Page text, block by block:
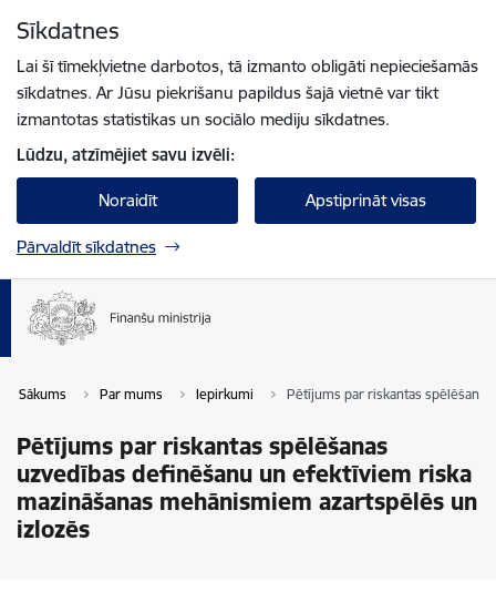
Sīkdatnes
Lai šī tīmekļvietne darbotos, tā izmanto obligāti nepieciešamās
sīkdatnes. Ar Jūsu piekrišanu papildus šajā vietnē var tikt
izmantotas statistikas un sociālo mediju sīkdatnes.
Lūdzu, atzīmējiet savu izvēli:
Noraidīt Apstiprināt visas
Pārvaldīt sīkdatnes
Sākums Par mums Iepirkumi Pētījums par riskantas
Pētījums par riskantas spēlēšanas
uzvedības definēšanu un efektīviem riska
mazināšanas mehānismiem azartspēlēs un
izlozēs